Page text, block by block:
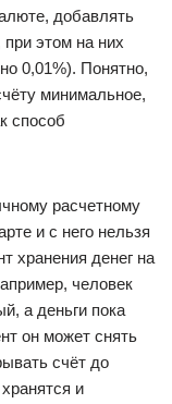
добавлять
этом на них
0,01%). Понятно,
минимальное,
способ
расчетному
и с него нельзя
хранения денег на
человек
а деньги пока
он может снять
счёт до
и